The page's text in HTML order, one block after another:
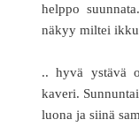
helppo
näkyy miltei
.. hyvä ystävä
kaveri.
luona ja siinä